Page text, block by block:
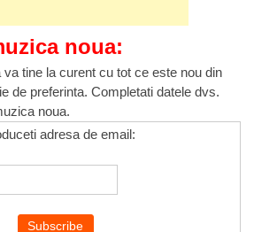
noua:
tine la curent cu tot ce este nou din
de preferinta. Completati datele dvs.
noua.
adresa de email: